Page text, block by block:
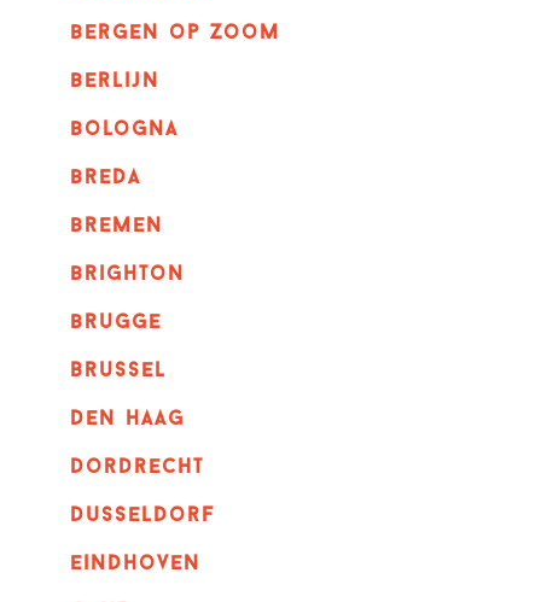
bergen op zoom
berlijn
bologna
breda
bremen
brighton
brugge
Brussel
Den haag
dordrecht
dusseldorf
eindhoven